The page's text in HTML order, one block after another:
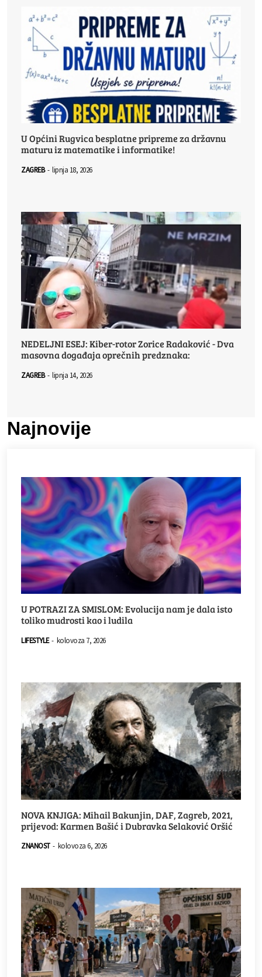
U Općini Rugvica besplatne pripreme za državnu
maturu iz matematike i informatike!
ZAGREB - lipnja 18, 2026
NEDELJNI ESEJ: Kiber-rotor Zorice Radaković - Dva
masovna događaja oprečnih predznaka:
ZAGREB - lipnja 14, 2026
Najnovije
U POTRAZI ZA SMISLOM: Evolucija nam je dala isto
toliko mudrosti kao i ludila
LIFESTYLE - kolovoza 7, 2026
NOVA KNJIGA: Mihail Bakunjin, DAF, Zagreb, 2021,
prijevod: Karmen Bašić i Dubravka Selaković Oršić
ZNANOST - kolovoza 6, 2026